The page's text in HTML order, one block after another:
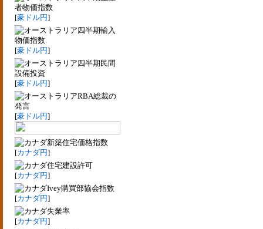
者物価指数
[豪ドル円]
四半期輸入
物価指数
[豪ドル円]
四半期民間
設備投資
[豪ドル円]
RBA総裁の
発言
[豪ドル円]
新築住宅価格指数
[カナダ円]
住宅建設許可
[カナダ円]
Ivey購買部協会指数
[カナダ円]
失業率
[カナダ円]